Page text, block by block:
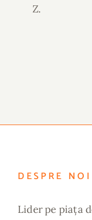
Z.
DESPRE NOI
Lider pe piața